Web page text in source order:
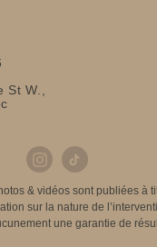
W.,
& vidéos sont publiées à
sur la nature de
une garantie de